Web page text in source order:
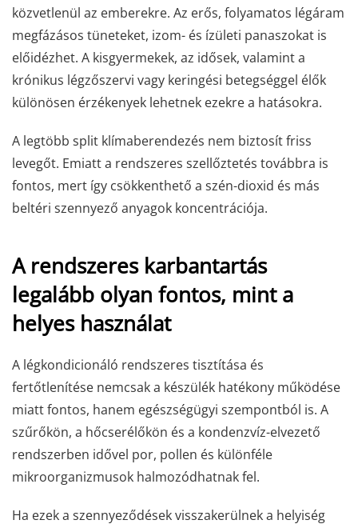
közvetlenül az emberekre. Az erős, folyamatos légáram
megfázásos tüneteket, izom- és ízületi panaszokat is
előidézhet. A kisgyermekek, az idősek, valamint a
krónikus légzőszervi vagy keringési betegséggel élők
különösen érzékenyek lehetnek ezekre a hatásokra.
A legtöbb split klímaberendezés nem biztosít friss
levegőt. Emiatt a rendszeres szellőztetés továbbra is
fontos, mert így csökkenthető a szén-dioxid és más
beltéri szennyező anyagok koncentrációja.
A rendszeres karbantartás
legalább olyan fontos, mint a
helyes használat
A légkondicionáló rendszeres tisztítása és
fertőtlenítése nemcsak a készülék hatékony működése
miatt fontos, hanem egészségügyi szempontból is. A
szűrőkön, a hőcserélőkön és a kondenzvíz-elvezető
rendszerben idővel por, pollen és különféle
mikroorganizmusok halmozódhatnak fel.
Ha ezek a szennyeződések visszakerülnek a helyiség